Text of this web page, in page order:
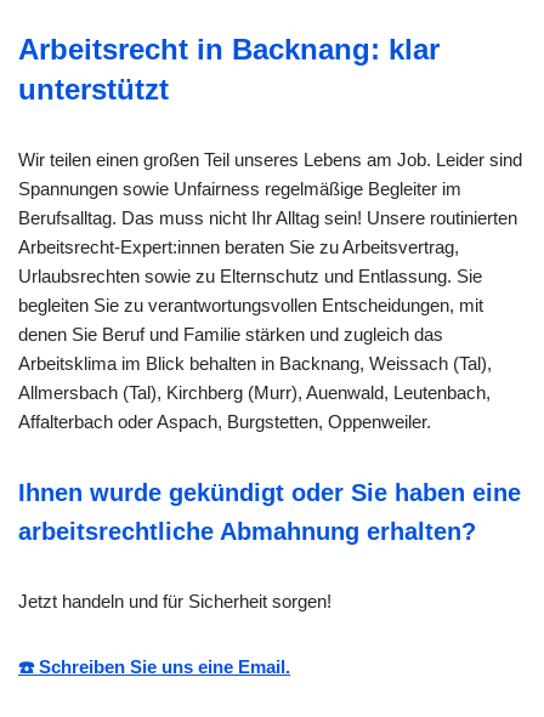
Arbeitsrecht in Backnang: klar
unterstützt
Wir teilen einen großen Teil unseres Lebens am Job. Leider sind
Spannungen sowie Unfairness regelmäßige Begleiter im
Berufsalltag. Das muss nicht Ihr Alltag sein! Unsere routinierten
Arbeitsrecht-Expert:innen beraten Sie zu Arbeitsvertrag,
Urlaubsrechten sowie zu Elternschutz und Entlassung. Sie
begleiten Sie zu verantwortungsvollen Entscheidungen, mit
denen Sie Beruf und Familie stärken und zugleich das
Arbeitsklima im Blick behalten in Backnang, Weissach (Tal),
Allmersbach (Tal), Kirchberg (Murr), Auenwald, Leutenbach,
Affalterbach oder Aspach, Burgstetten, Oppenweiler.
Ihnen wurde gekündigt oder Sie haben eine
arbeitsrechtliche Abmahnung erhalten?
Jetzt handeln und für Sicherheit sorgen!
☎️ Schreiben Sie uns eine Email.